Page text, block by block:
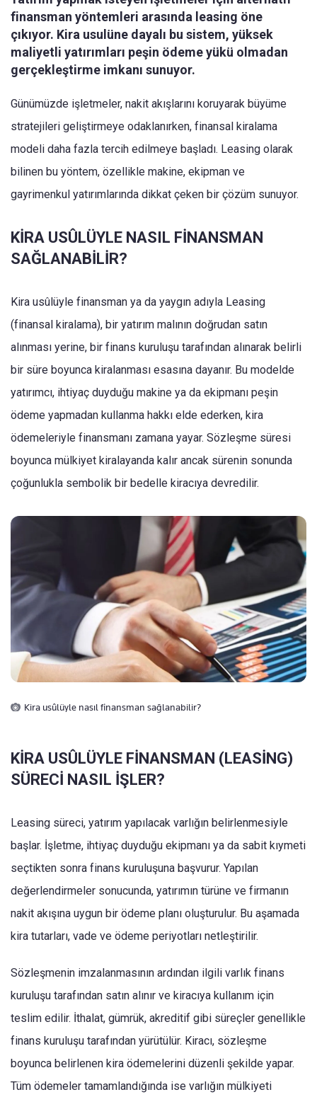
finansman yöntemleri arasında leasing öne
çıkıyor. Kira usulüne dayalı bu sistem, yüksek
maliyetli yatırımları peşin ödeme yükü olmadan
gerçekleştirme imkanı sunuyor.
Günümüzde işletmeler, nakit akışlarını koruyarak büyüme
stratejileri geliştirmeye odaklanırken, finansal kiralama
modeli daha fazla tercih edilmeye başladı. Leasing olarak
bilinen bu yöntem, özellikle makine, ekipman ve
gayrimenkul yatırımlarında dikkat çeken bir çözüm sunuyor.
KİRA USÛLÜYLE NASIL FİNANSMAN
SAĞLANABİLİR?
Kira usûlüyle finansman ya da yaygın adıyla Leasing
(finansal kiralama), bir yatırım malının doğrudan satın
alınması yerine, bir finans kuruluşu tarafından alınarak belirli
bir süre boyunca kiralanması esasına dayanır. Bu modelde
yatırımcı, ihtiyaç duyduğu makine ya da ekipmanı peşin
ödeme yapmadan kullanma hakkı elde ederken, kira
ödemeleriyle finansmanı zamana yayar. Sözleşme süresi
boyunca mülkiyet kiralayanda kalır ancak sürenin sonunda
çoğunlukla sembolik bir bedelle kiracıya devredilir.
Kira usûlüyle nasıl finansman sağlanabilir?
KİRA USÛLÜYLE FİNANSMAN (LEASİNG)
SÜRECİ NASIL İŞLER?
Leasing süreci, yatırım yapılacak varlığın belirlenmesiyle
başlar. İşletme, ihtiyaç duyduğu ekipmanı ya da sabit kıymeti
seçtikten sonra finans kuruluşuna başvurur. Yapılan
değerlendirmeler sonucunda, yatırımın türüne ve firmanın
nakit akışına uygun bir ödeme planı oluşturulur. Bu aşamada
kira tutarları, vade ve ödeme periyotları netleştirilir.
Sözleşmenin imzalanmasının ardından ilgili varlık finans
kuruluşu tarafından satın alınır ve kiracıya kullanım için
teslim edilir. İthalat, gümrük, akreditif gibi süreçler genellikle
finans kuruluşu tarafından yürütülür. Kiracı, sözleşme
boyunca belirlenen kira ödemelerini düzenli şekilde yapar.
Tüm ödemeler tamamlandığında ise varlığın mülkiyeti